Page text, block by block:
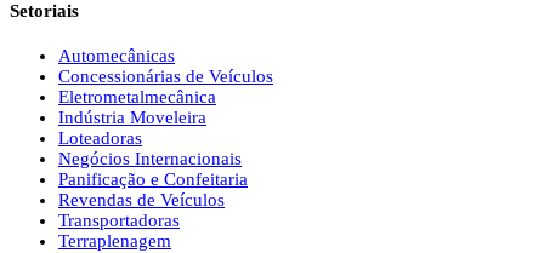
Setoriais
Automecânicas
Concessionárias de Veículos
Eletrometalmecânica
Indústria Moveleira
Loteadoras
Negócios Internacionais
Panificação e Confeitaria
Revendas de Veículos
Transportadoras
Terraplenagem